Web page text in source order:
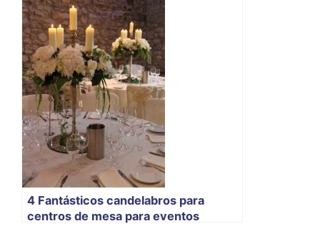
4 Fantásticos candelabros para
centros de mesa para eventos